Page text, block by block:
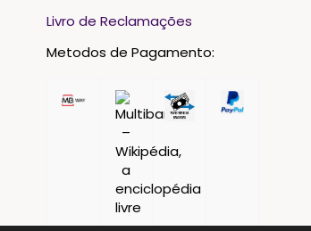
Livro de Reclamações
Metodos de Pagamento: